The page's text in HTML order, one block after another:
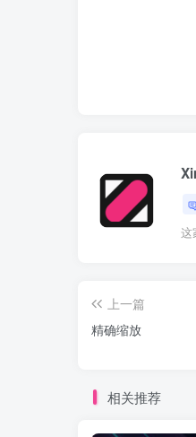
这
上一篇
精确缩放
相关推荐